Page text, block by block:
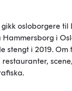
osloborgere til
i
stengt i 2019. Om